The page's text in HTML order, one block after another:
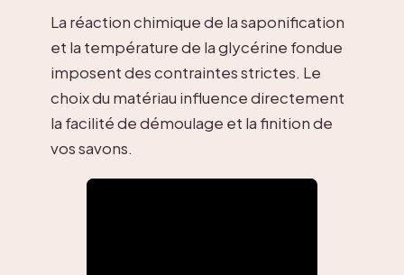
La réaction chimique de la saponification
et la température de la glycérine fondue
imposent des contraintes strictes. Le
choix du matériau influence directement
la facilité de démoulage et la finition de
vos savons.